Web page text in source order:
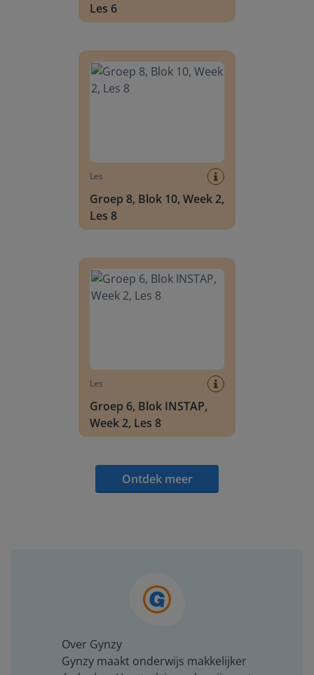
Les 6
Les
Groep 8, Blok 10, Week 2,
Les 8
Les
Groep 6, Blok INSTAP,
Week 2, Les 8
Ontdek meer
Over Gynzy
Gynzy maakt onderwijs makkelijker